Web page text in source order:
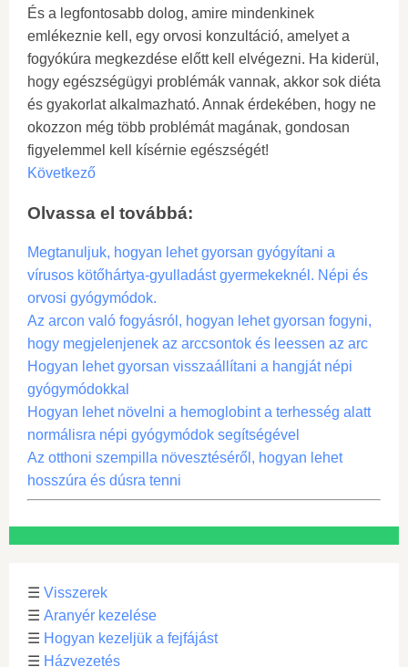
És a legfontosabb dolog, amire mindenkinek
emlékeznie kell, egy orvosi konzultáció, amelyet a
fogyókúra megkezdése előtt kell elvégezni. Ha kiderül,
hogy egészségügyi problémák vannak, akkor sok diéta
és gyakorlat alkalmazható. Annak érdekében, hogy ne
okozzon még több problémát magának, gondosan
figyelemmel kell kísérnie egészségét!
Következő
Olvassa el továbbá:
Megtanuljuk, hogyan lehet gyorsan gyógyítani a
vírusos kötőhártya-gyulladást gyermekeknél. Népi és
orvosi gyógymódok.
Az arcon való fogyásról, hogyan lehet gyorsan fogyni,
hogy megjelenjenek az arccsontok és leessen az arc
Hogyan lehet gyorsan visszaállítani a hangját népi
gyógymódokkal
Hogyan lehet növelni a hemoglobint a terhesség alatt
normálisra népi gyógymódok segítségével
Az otthoni szempilla növesztéséről, hogyan lehet
hosszúra és dúsra tenni
☰ Visszerek
☰ Aranyér kezelése
☰ Hogyan kezeljük a fejfájást
☰ Házvezetés